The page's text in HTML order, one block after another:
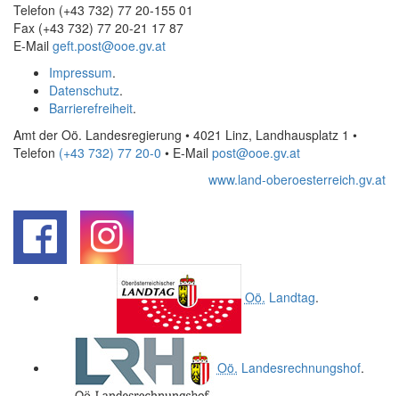
Telefon (+43 732) 77 20-155 01
Fax (+43 732) 77 20-21 17 87
E-Mail geft.post@ooe.gv.at
Impressum.
Datenschutz.
Barrierefreiheit.
Amt der Oö. Landesregierung • 4021 Linz, Landhausplatz 1 •
Telefon (+43 732) 77 20-0 • E-Mail post@ooe.gv.at
www.land-oberoesterreich.gv.at
Oö. Landtag.
Oö. Landesrechnungshof.